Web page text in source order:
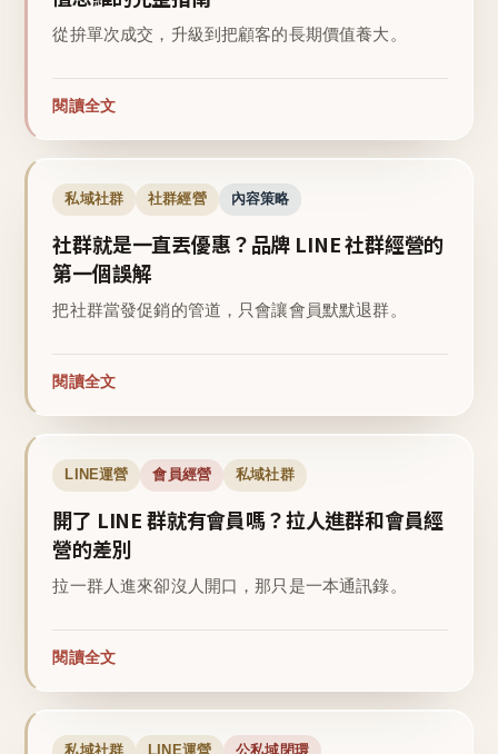
從拚單次成交，升級到把顧客的長期價值養大。
閱讀全文
私域社群 社群經營 內容策略
社群就是一直丟優惠？品牌 LINE 社群經營的
第一個誤解
把社群當發促銷的管道，只會讓會員默默退群。
閱讀全文
LINE運營 會員經營 私域社群
開了 LINE 群就有會員嗎？拉人進群和會員經
營的差別
拉一群人進來卻沒人開口，那只是一本通訊錄。
閱讀全文